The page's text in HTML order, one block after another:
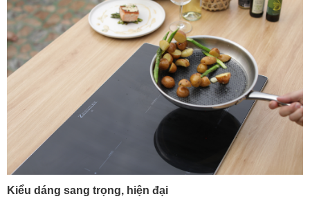
Kiểu dáng sang trọng, hiện đại